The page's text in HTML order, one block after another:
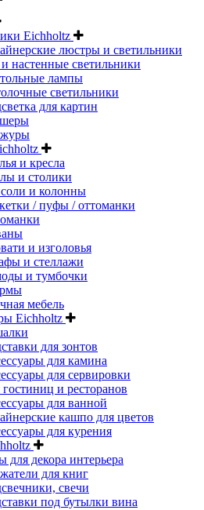
Eichholtz
люстры и светильники
настенные светильники
лампы
светильники
для картин
и кресла
и столики
и колонны
/ пуфы / оттоманки
и изголовья
и стеллажи
и тумбочки
мебель
Eichholtz
для зонтов
для камина
для сервировки
и ресторанов
для ванной
кашпо для цветов
для курения
для декора интерьера
для книг
свечи
под бутылки вина